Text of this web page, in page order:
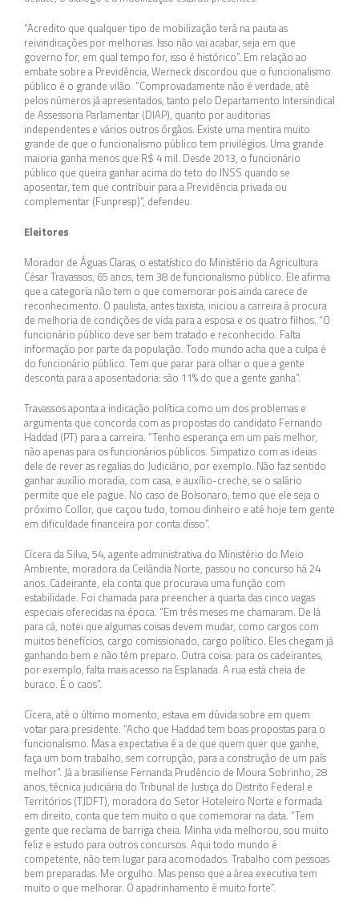
“Acredito que qualquer tipo de mobilização terá na pauta as
reivindicações por melhorias. Isso não vai acabar, seja em que
governo for, em qual tempo for, isso é histórico”. Em relação ao
embate sobre a Previdência, Werneck discordou que o funcionalismo
público é o grande vilão. “Comprovadamente não é verdade, até
pelos números já apresentados, tanto pelo Departamento Intersindical
de Assessoria Parlamentar (DIAP), quanto por auditorias
independentes e vários outros órgãos. Existe uma mentira muito
grande de que o funcionalismo público tem privilégios. Uma grande
maioria ganha menos que R$ 4 mil. Desde 2013, o funcionário
público que queira ganhar acima do teto do INSS quando se
aposentar, tem que contribuir para a Previdência privada ou
complementar (Funpresp)”, defendeu.
Eleitores
Morador de Águas Claras, o estatístico do Ministério da Agricultura
César Travassos, 65 anos, tem 38 de funcionalismo público. Ele afirma
que a categoria não tem o que comemorar pois ainda carece de
reconhecimento. O paulista, antes taxista, iniciou a carreira à procura
de melhoria de condições de vida para a esposa e os quatro filhos. “O
funcionário público deve ser bem tratado e reconhecido. Falta
informação por parte da população. Todo mundo acha que a culpa é
do funcionário público. Tem que parar para olhar o que a gente
desconta para a aposentadoria: são 11% do que a gente ganha”.
Travassos aponta a indicação política como um dos problemas e
argumenta que concorda com as propostas do candidato Fernando
Haddad (PT) para a carreira. “Tenho esperança em um país melhor,
não apenas para os funcionários públicos. Simpatizo com as ideias
dele de rever as regalias do Judiciário, por exemplo. Não faz sentido
ganhar auxílio moradia, com casa, e auxílio-creche, se o salário
permite que ele pague. No caso de Bolsonaro, temo que ele seja o
próximo Collor, que caçou tudo, tomou dinheiro e até hoje tem gente
em dificuldade financeira por conta disso”.
Cícera da Silva, 54, agente administrativa do Ministério do Meio
Ambiente, moradora da Ceilândia Norte, passou no concurso há 24
anos. Cadeirante, ela conta que procurava uma função com
estabilidade. Foi chamada para preencher a quarta das cinco vagas
especiais oferecidas na época. “Em três meses me chamaram. De lá
para cá, notei que algumas coisas devem mudar, como cargos com
muitos benefícios, cargo comissionado, cargo político. Eles chegam já
ganhando bem e não têm preparo. Outra coisa: para os cadeirantes,
por exemplo, falta mais acesso na Esplanada. A rua está cheia de
buraco. É o caos”.
Cícera, até o último momento, estava em dúvida sobre em quem
votar para presidente. “Acho que Haddad tem boas propostas para o
funcionalismo. Mas a expectativa é a de que quem quer que ganhe,
faça um bom trabalho, sem corrupção, para a construção de um país
melhor”. Já a brasiliense Fernanda Prudêncio de Moura Sobrinho, 28
anos, técnica judiciária do Tribunal de Justiça do Distrito Federal e
Territórios (TJDFT), moradora do Setor Hoteleiro Norte e formada
em direito, conta que tem muito o que comemorar na data. “Tem
gente que reclama de barriga cheia. Minha vida melhorou, sou muito
feliz e estudo para outros concursos. Aqui todo mundo é
competente, não tem lugar para acomodados. Trabalho com pessoas
bem preparadas. Me orgulho. Mas penso que a área executiva tem
muito o que melhorar. O apadrinhamento é muito forte”.